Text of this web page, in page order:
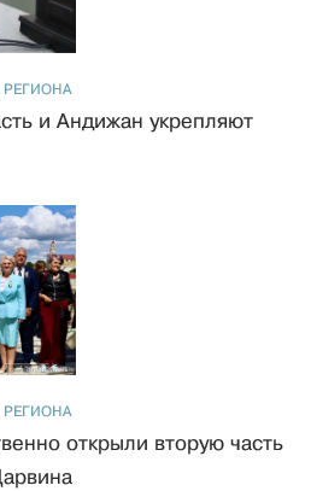
и Андижан укрепляют
открыли вторую часть